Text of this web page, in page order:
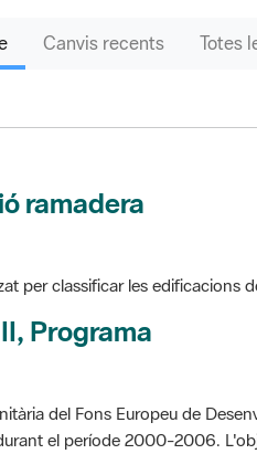
Canvis recents Totes
ramadera
per classificar les edificacions
Programa
del Fons Europeu de
el període 2000-2006.